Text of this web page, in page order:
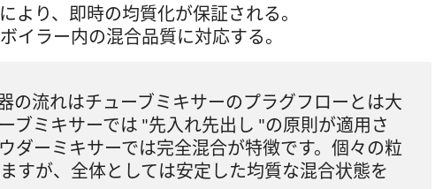
より、即時の均質化が保証される。
イラー内の混合品質に対応する。
の流れはチューブミキサーのプラグフローとは大
ブミキサーでは "先入れ先出し "の原則が適用さ
ダーミキサーでは完全混合が特徴です。個々の粒
すが、全体としては安定した均質な混合状態を